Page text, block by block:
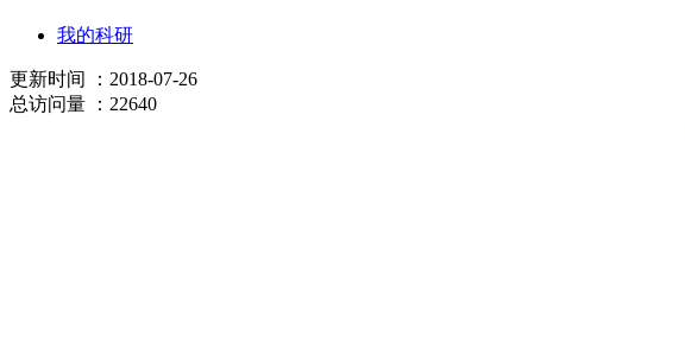
我的科研
更新时间
：2018-07-26
总访问量 ：22640